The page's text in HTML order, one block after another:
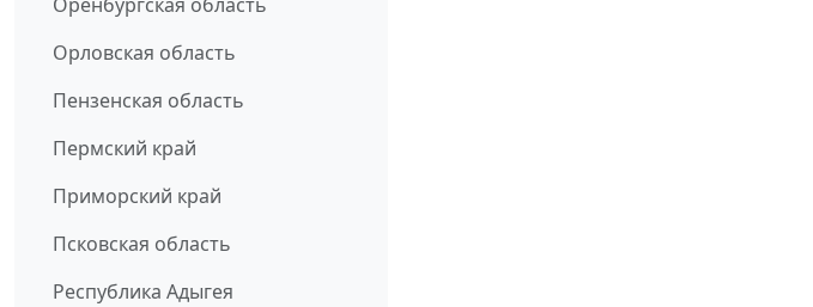
Орловская область
Пензенская область
Пермский край
Приморский край
Псковская область
Республика Адыгея